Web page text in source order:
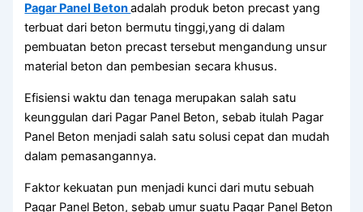
Pagar Panel Betonadalah produk beton precast yang
terbuat dari beton bermutu tinggi,yang di dalam
pembuatan beton precast tersebut mengandung unsur
material beton dan pembesian secara khusus.
Efisiensi waktu dan tenaga merupakan salah satu
keunggulan dari Pagar Panel Beton, sebab itulah Pagar
Panel Beton menjadi salah satu solusi cepat dan mudah
dalam pemasangannya.
Faktor kekuatan pun menjadi kunci dari mutu sebuah
Pagar Panel Beton, sebab umur suatu Pagar Panel Beton